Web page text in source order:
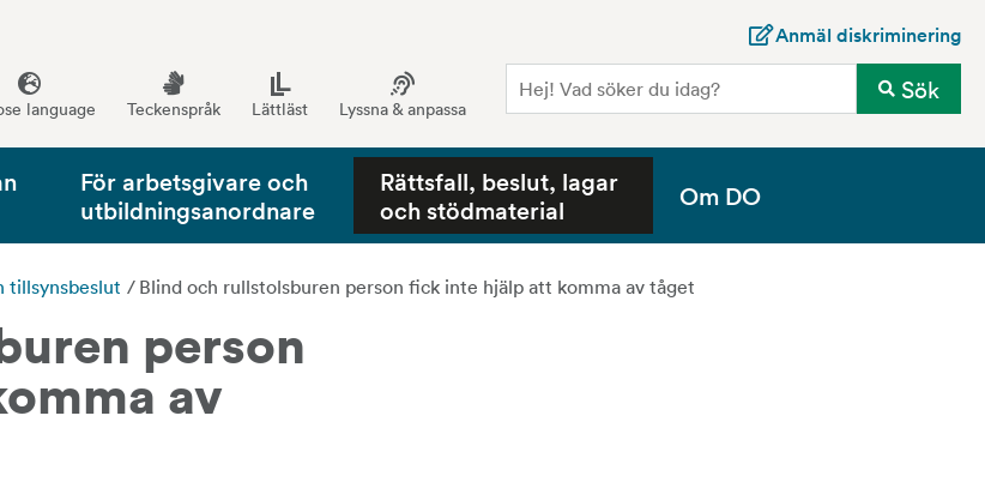
Anmäl diskriminering
language Teckenspråk Lättläst Lyssna & anpassa
Sök
För arbetsgivare och
utbildningsanordnare
Rättsfall, beslut, lagar
och stödmaterial
Om DO
tillsynsbeslut / Blind och rullstolsburen person fick inte hjälp att komma av tåget
person
av